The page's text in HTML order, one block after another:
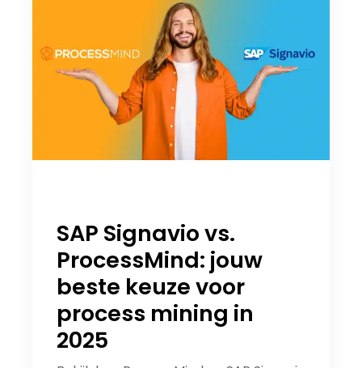
SAP Signavio vs.
ProcessMind: jouw
beste keuze voor
process mining in
2025